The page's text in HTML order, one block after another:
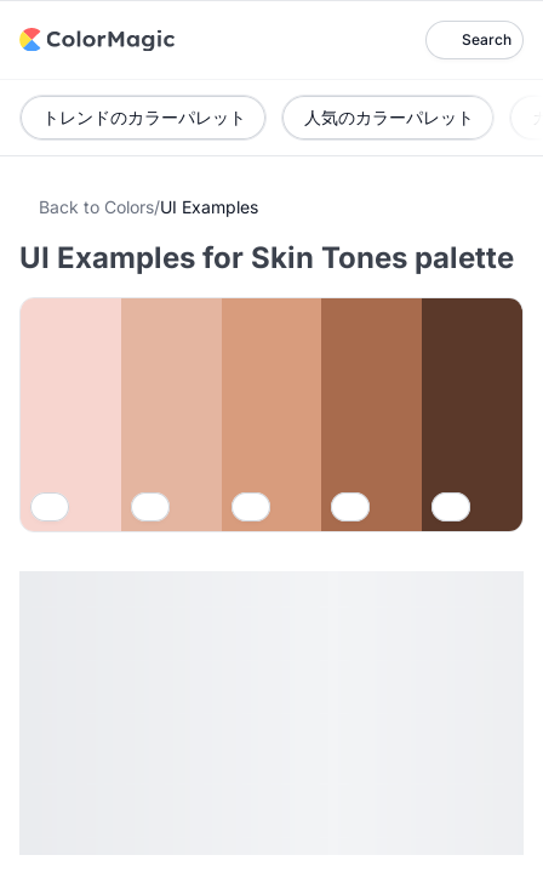
Search
トレンドのカラーパレット 人気のカラーパレット
Back to Colors/UI Examples
UI Examples for Skin Tones palette